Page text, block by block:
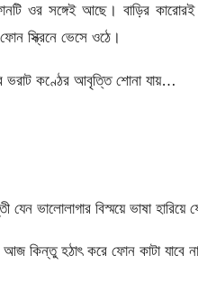
ওর সঙ্গেই আছে। বাড়ির
স্ক্রিনে ভেসে ওঠে।
ভরাট কণ্ঠের আবৃত্তি শোনা যায়…
ভালোলাগার বিস্ময়ে ভাষা হারিয়ে
কিন্তু হঠাৎ করে ফোন কাটা যাবে